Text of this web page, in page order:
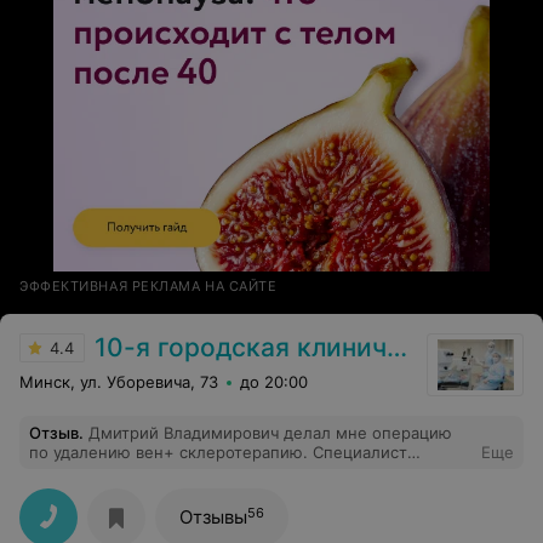
ЭФФЕКТИВНАЯ РЕКЛАМА НА САЙТЕ
4.4 10-я городская клиническая больница
Минск, ул. Уборевича, 73 до 20:00
Отзыв. Дмитрий Владимирович делал мне операцию
по удалению вен+ склеротерапию. Специалист
аккуратно, очень внимательный доктор!.Безусловно
рекомендую!
Еще
Отзывы56